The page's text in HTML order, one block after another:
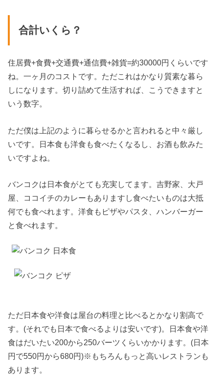
合計いくら？
住居費+食費+交通費+通信費+雑貨=約30000円くらいです
ね。一ヶ月のコストです。ただこれはかなり質素な暮ら
しになります。切り詰めて生活すれば、こうできますと
いう数字。
ただ僕は上記のように暮らせるかと言われると中々厳し
いです。日本食も洋食も食べたくなるし、お酒も飲みた
いですよね。
バンコクは日本食がとても充実してます。吉野家、大戸
屋、ココイチのカレーもありますし食べたいものは大抵
何でも食べれます。洋食もピザやパスタ、ハンバーガー
と食べれます。
ただ日本食や洋食は屋台の料理と比べるとかなり割高で
す。(それでも日本で食べるよりは安いです)。日本食や洋
食はだいたい200から250バーツくらいかかります。(日本
円で550円から680円)※もちろんもっと高いレストランも
あります。